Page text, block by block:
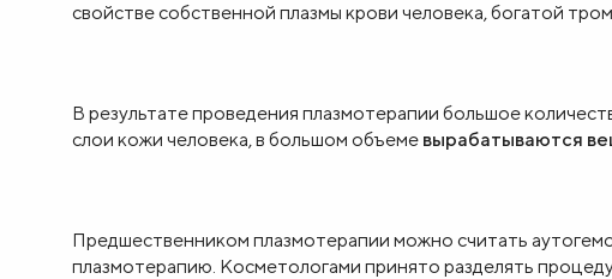
свойстве собственной плазмы крови человека, богатой
В результате проведения плазмотерапии большое
слои кожи человека, в большом объеме вырабатываются
Предшественником плазмотерапии можно считать
плазмотерапию. Косметологами принято разделять